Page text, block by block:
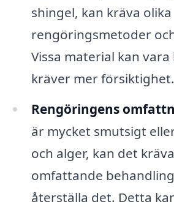
shingel, kan kräva olika
rengöringsmetoder
Vissa material kan
kräver mer försiktighet.
Rengöringens
är mycket smutsigt
och alger, kan det
omfattande
återställa det. Detta